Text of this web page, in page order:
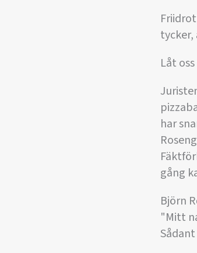
Låt
har
gång
Björn
"Mitt